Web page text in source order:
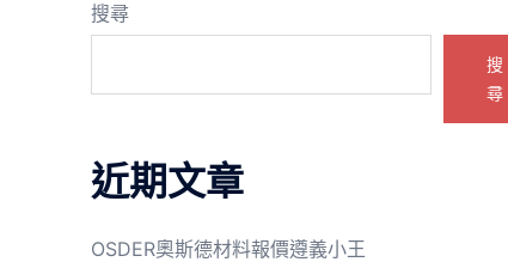
搜尋
搜
尋
近期文章
OSDER奧斯德材料報價遵義小王